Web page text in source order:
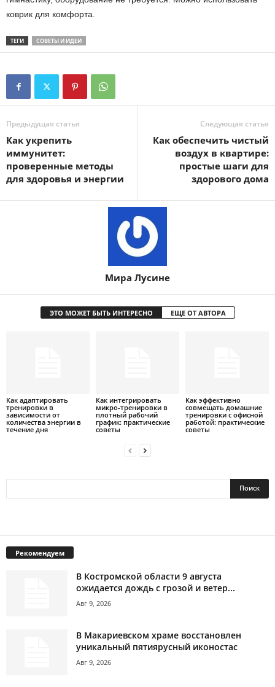
коврик для комфорта.
ТЕГИ СОВЕТЫ И ИДЕИ
Предыдущая статья
Как укрепить
иммунитет:
проверенные методы
для здоровья и энергии
Следующая статья
Как обеспечить чистый
воздух в квартире:
простые шаги для
здорового дома
Мира Лусине
ЭТО МОЖЕТ БЫТЬ ИНТЕРЕСНО ЕЩЕ ОТ АВТОРА
Как адаптировать
тренировки в
зависимости от
количества энергии в
течение дня
Как интегрировать
микро-тренировки в
плотный рабочий
график: практические
советы
Как эффективно
совмещать домашние
тренировки с офисной
работой: практические
советы
Рекомендуем
В Костромской области 9 августа
ожидается дождь с грозой и ветер...
Авг 9, 2026
В Макариевском храме восстановлен
уникальный пятиярусный иконостас
Авг 9, 2026